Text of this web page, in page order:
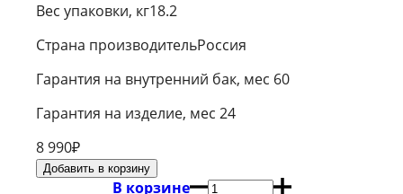
Вес упаковки, кг18.2
Страна производительРоссия
Гарантия на внутренний бак, мес 60
Гарантия на изделие, мес 24
8 990₽
В корзине